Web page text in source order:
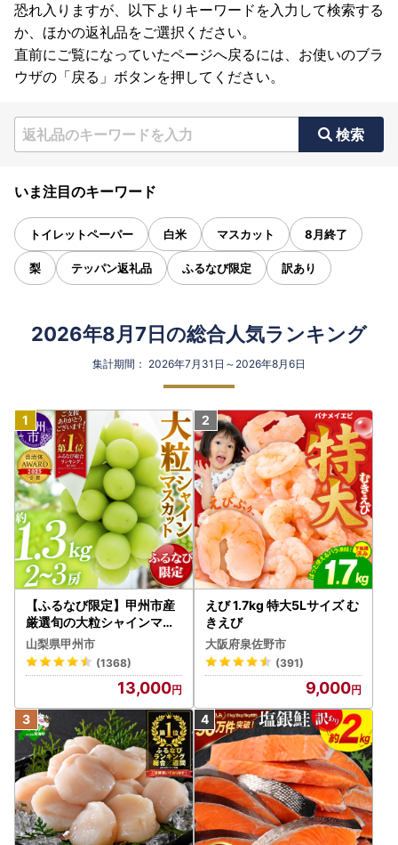
恐れ入りますが、以下よりキーワードを入力して検索する
か、ほかの返礼品をご選択ください。
直前にご覧になっていたページへ戻るには、お使いのブラ
ウザの「戻る」ボタンを押してください。
検索
いま注目のキーワード
トイレットペーパー 白米 マスカット 8月終了
梨 テッパン返礼品 ふるなび限定 訳あり
2026年8月7日の総合人気ランキング
集計期間： 2026年7月31日～2026年8月6日
【ふるなび限定】甲州市産
厳選旬の大粒シャインマス
カット 約1.3kg 2～3房【2
026年発送】（MG）B12-
472 FN-Limited-VO シャ
インマスカット フルーツ
山梨県甲州市
(1368)
13,000
えび 1.7kg 特大5Lサイズ む
きえび
大阪府泉佐野市
(391)
9,000